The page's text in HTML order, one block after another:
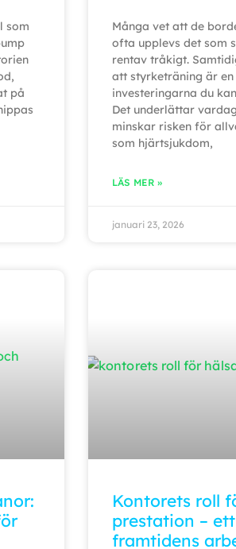
som
på
Många vet att de
ofta upplevs det som
rentav tråkigt.
att styrketräning är
investeringarna du
Det underlättar
minskar risken för
som hjärtsjukdom,
LÄS MER »
januari 23, 2026
Kontorets roll
prestation –
framtidens